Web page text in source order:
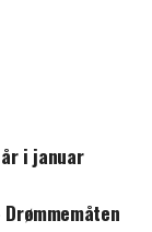
i januar